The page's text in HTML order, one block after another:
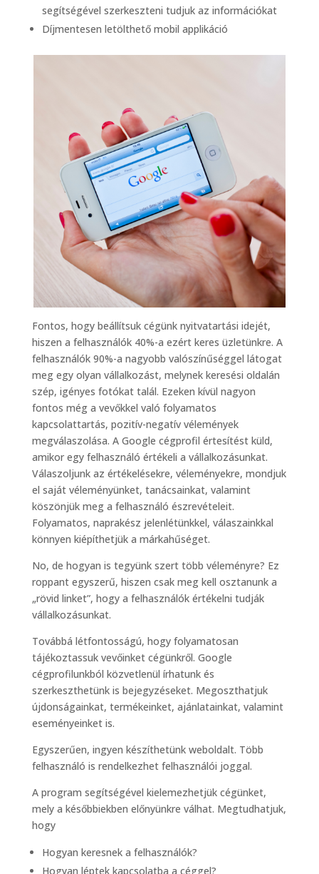
segítségével szerkeszteni tudjuk az információkat
Díjmentesen letölthető mobil applikáció
Fontos, hogy beállítsuk cégünk nyitvatartási idejét,
hiszen a felhasználók 40%-a ezért keres üzletünkre. A
felhasználók 90%-a nagyobb valószínűséggel látogat
meg egy olyan vállalkozást, melynek keresési oldalán
szép, igényes fotókat talál. Ezeken kívül nagyon
fontos még a vevőkkel való folyamatos
kapcsolattartás, pozitív-negatív vélemények
megválaszolása. A Google cégprofil értesítést küld,
amikor egy felhasználó értékeli a vállalkozásunkat.
Válaszoljunk az értékelésekre, véleményekre, mondjuk
el saját véleményünket, tanácsainkat, valamint
köszönjük meg a felhasználó észrevételeit.
Folyamatos, naprakész jelenlétünkkel, válaszainkkal
könnyen kiépíthetjük a márkahűséget.
No, de hogyan is tegyünk szert több véleményre? Ez
roppant egyszerű, hiszen csak meg kell osztanunk a
„rövid linket”, hogy a felhasználók értékelni tudják
vállalkozásunkat.
Továbbá létfontosságú, hogy folyamatosan
tájékoztassuk vevőinket cégünkről. Google
cégprofilunkból közvetlenül írhatunk és
szerkeszthetünk is bejegyzéseket. Megoszthatjuk
újdonságainkat, termékeinket, ajánlatainkat, valamint
eseményeinket is.
Egyszerűen, ingyen készíthetünk weboldalt. Több
felhasználó is rendelkezhet felhasználói joggal.
A program segítségével kielemezhetjük cégünket,
mely a későbbiekben előnyünkre válhat. Megtudhatjuk,
hogy
Hogyan keresnek a felhasználók?
Hogyan léptek kapcsolatba a céggel?